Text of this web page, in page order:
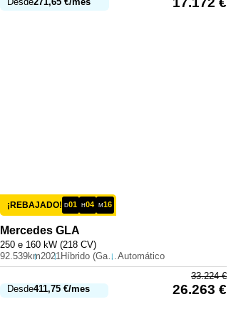
¡REBAJADO! D01 H04 M16
Mercedes GLA
250 e 160 kW (218 CV)
92.539km2021 Híbrido (Gasolina)Automático
Desde411,75 €/mes
33.224€
26.263 €